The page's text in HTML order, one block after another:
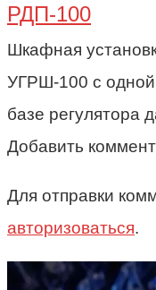
РДП-100
Шкафная
УГРШ-100 с
базе регулятора
Добавить
Для отправки
авторизоваться.